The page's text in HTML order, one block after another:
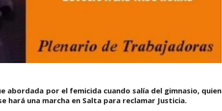
abordada por el femicida cuando salía del gimnasio, quien
hará una marcha en Salta para reclamar Justicia.